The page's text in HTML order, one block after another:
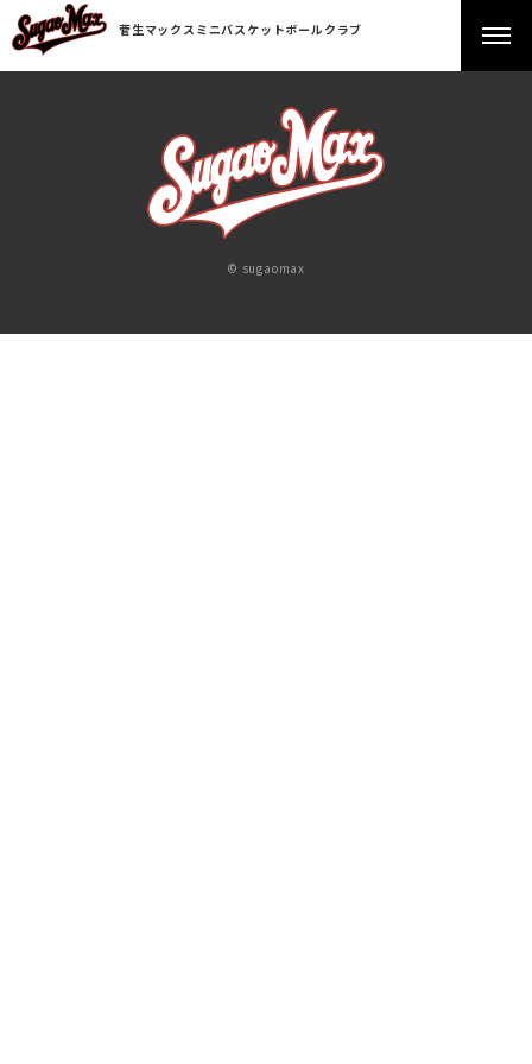
菅生マックスミニバスケットボールクラブ
© sugaomax